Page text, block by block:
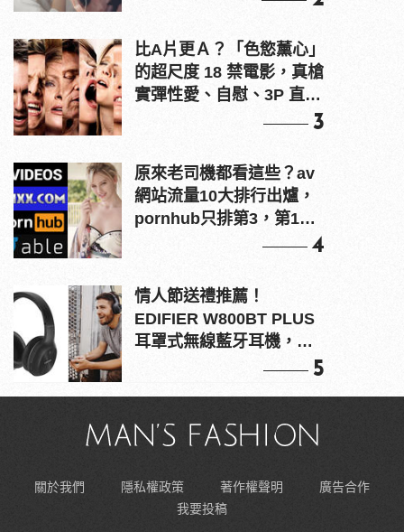
比A片更Ａ？「色慾薰心」
的超尺度 18 禁電影，真槍
實彈性愛、自慰、3P 直接
3
原來老司機都看這些？av
網站流量10大排行出爐，
pornhub只排第3，第1名
4
情人節送禮推薦！
EDIFIER W800BT PLUS
耳罩式無線藍牙耳機，在
5
關於我們 隱私權政策 著作權聲明
廣告合作
我要投稿